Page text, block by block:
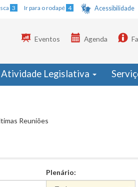
3 Ir para o rodapé 4 Acessibilidade
Eventos Agenda
Atividade Legislativa
Reuniões
Plenário: